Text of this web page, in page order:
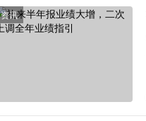
资讯